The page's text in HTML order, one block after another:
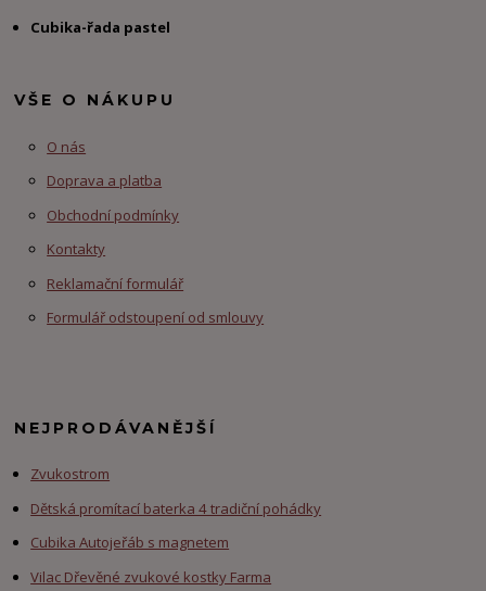
Cubika-řada pastel
VŠE O NÁKUPU
O nás
Doprava a platba
Obchodní podmínky
Kontakty
Reklamační formulář
Formulář odstoupení od smlouvy
NEJPRODÁVANĚJŠÍ
Zvukostrom
Dětská promítací baterka 4 tradiční pohádky
Cubika Autojeřáb s magnetem
Vilac Dřevěné zvukové kostky Farma